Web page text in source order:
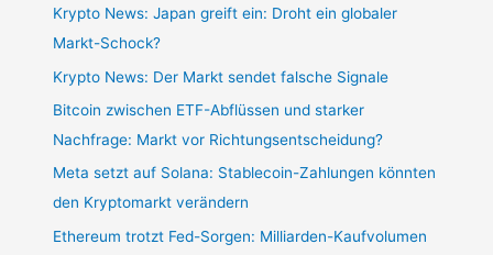
Krypto News: Japan greift ein: Droht ein globaler
Markt-Schock?
Krypto News: Der Markt sendet falsche Signale
Bitcoin zwischen ETF-Abflüssen und starker
Nachfrage: Markt vor Richtungsentscheidung?
Meta setzt auf Solana: Stablecoin-Zahlungen könnten
den Kryptomarkt verändern
Ethereum trotzt Fed-Sorgen: Milliarden-Kaufvolumen